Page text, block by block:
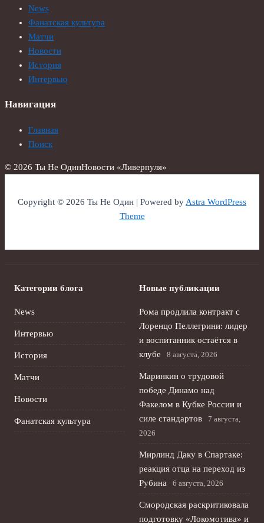
News
Фанатская культура
Матчи
Новости
История
Интервью
Навигация
Главная
Поиск
© 2026 Ты Не ОдинНовости «Ливерпуля»
Copyright © 2026 Ты Не Один | Powered byAstra WordPress
Theme
Категории блога
News
Интервью
История
Матчи
Новости
Фанатская культура
Новые публикации
Рома продлила контракт с
Лоренцо Пеллегрини: лидер
и воспитанник остаётся в
клубе
8 августа, 2026
Маринкин о трудовой
победе Динамо над
Факелом в Кубке России и
силе стандартов
7 августа,
2026
Мирлинд Даку в Спартаке:
реакция отца на переход из
Рубина
6 августа, 2026
Смородская раскритиковала
подготовку «Локомотива» и